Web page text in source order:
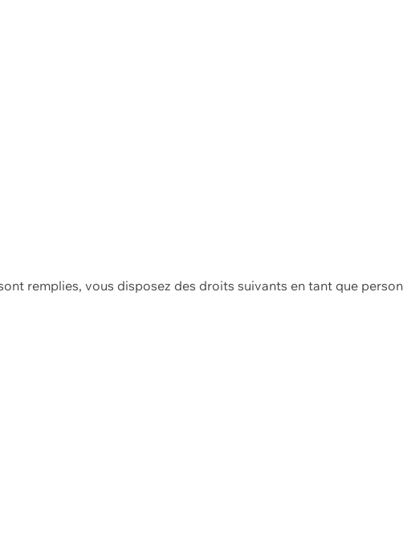
remplies, vous disposez des droits suivants en tant que